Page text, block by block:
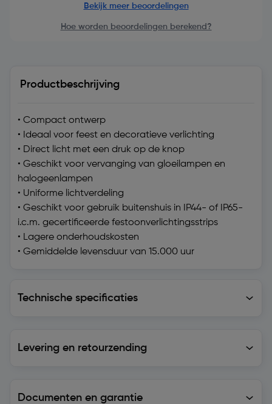
Bekijk meer beoordelingen
Hoe worden beoordelingen berekend?
Productbeschrijving
• Compact ontwerp
• Ideaal voor feest en decoratieve verlichting
• Direct licht met een druk op de knop
• Geschikt voor vervanging van gloeilampen en
halogeenlampen
• Uniforme lichtverdeling
• Geschikt voor gebruik buitenshuis in IP44- of IP65-
i.c.m. gecertificeerde festoonverlichtingsstrips
• Lagere onderhoudskosten
• Gemiddelde levensduur van 15.000 uur
Technische specificaties
Levering en retourzending
Documenten en garantie